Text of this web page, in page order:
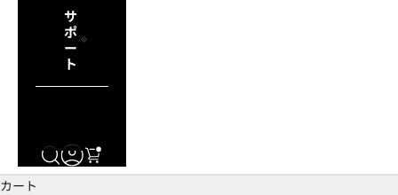
サ
ポ
ー
ト
検索ログイン
カート
カート